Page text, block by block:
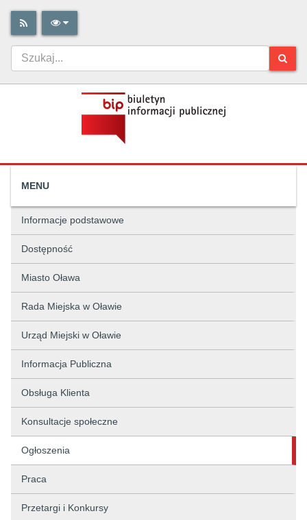
MENU
Informacje podstawowe
Dostępność
Miasto Oława
Rada Miejska w Oławie
Urząd Miejski w Oławie
Informacja Publiczna
Obsługa Klienta
Konsultacje społeczne
Ogłoszenia
Praca
Przetargi i Konkursy